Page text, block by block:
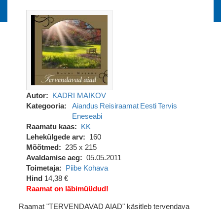
out)
Autor
KADRI MAIKOV
Kategooria
Aiandus Reisiraamat Eesti Tervis
Eneseabi
Raamatu kaas
KK
Lehekülgede arv
160
Mõõtmed
235 x 215
Avaldamise aeg
05.05.2011
Toimetaja
Piibe Kohava
Hind 14,38 €
Raamat on läbimüüdud!
Raamat "TERVENDAVAD AIAD" käsitleb tervendava